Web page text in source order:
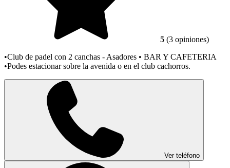
5 (3 opiniones)
•Club de padel con 2 canchas - Asadores • BAR Y CAFETERIA
•Podes estacionar sobre la avenida o en el club cachorros.
Ver teléfono